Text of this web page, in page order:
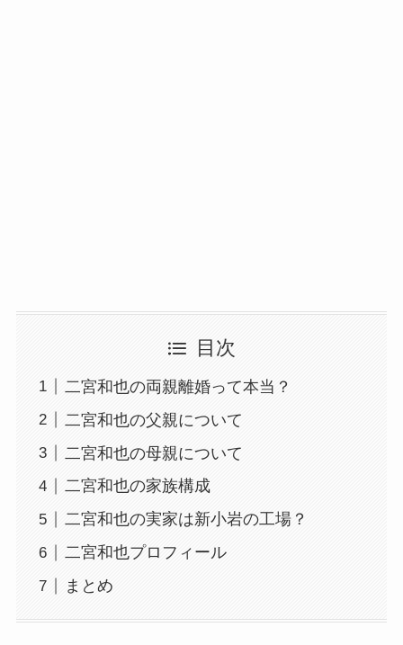
目次
二宮和也の両親離婚って本当？
二宮和也の父親について
二宮和也の母親について
二宮和也の家族構成
二宮和也の実家は新小岩の工場？
二宮和也プロフィール
まとめ